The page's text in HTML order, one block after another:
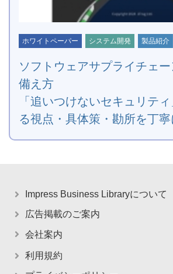
ホワイトペーパー システム開発 製品紹介
ソフトウェアサプライチェ
備え方
「追いつけないセキュリテ
る視点・具体策・勘所を丁寧
Impress Business Libraryについて
広告掲載のご案内
会社案内
利用規約